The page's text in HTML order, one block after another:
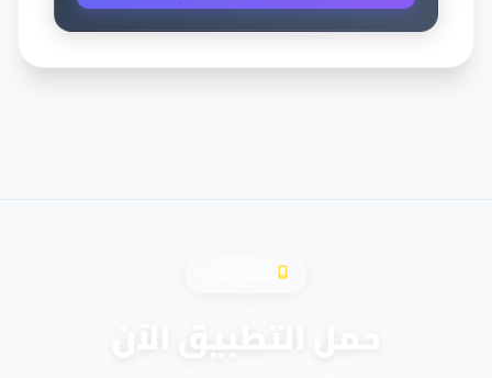
حمل التطبيق الآن